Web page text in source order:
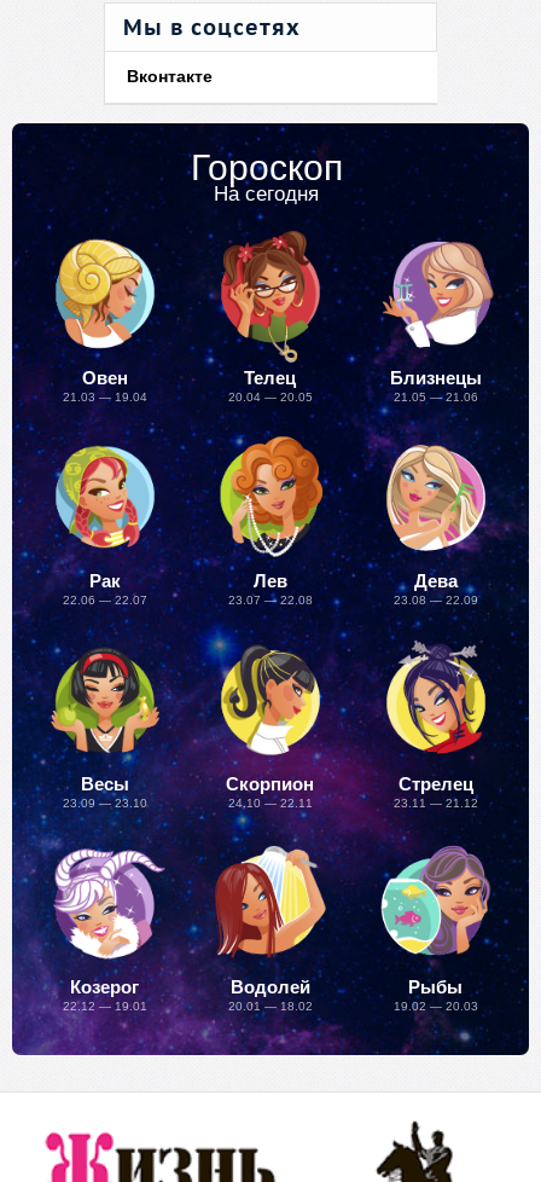
Мы в соцсетях
Вконтакте
Гороскоп
На сегодня
Овен
21.03 — 19.04
Телец
20.04 — 20.05
Близнецы
21.05 — 21.06
Рак
22.06 — 22.07
Лев
23.07 — 22.08
Дева
23.08 — 22.09
Весы
23.09 — 23.10
Скорпион
24.10 — 22.11
Стрелец
23.11 — 21.12
Козерог
22.12 — 19.01
Водолей
20.01 — 18.02
Рыбы
19.02 — 20.03